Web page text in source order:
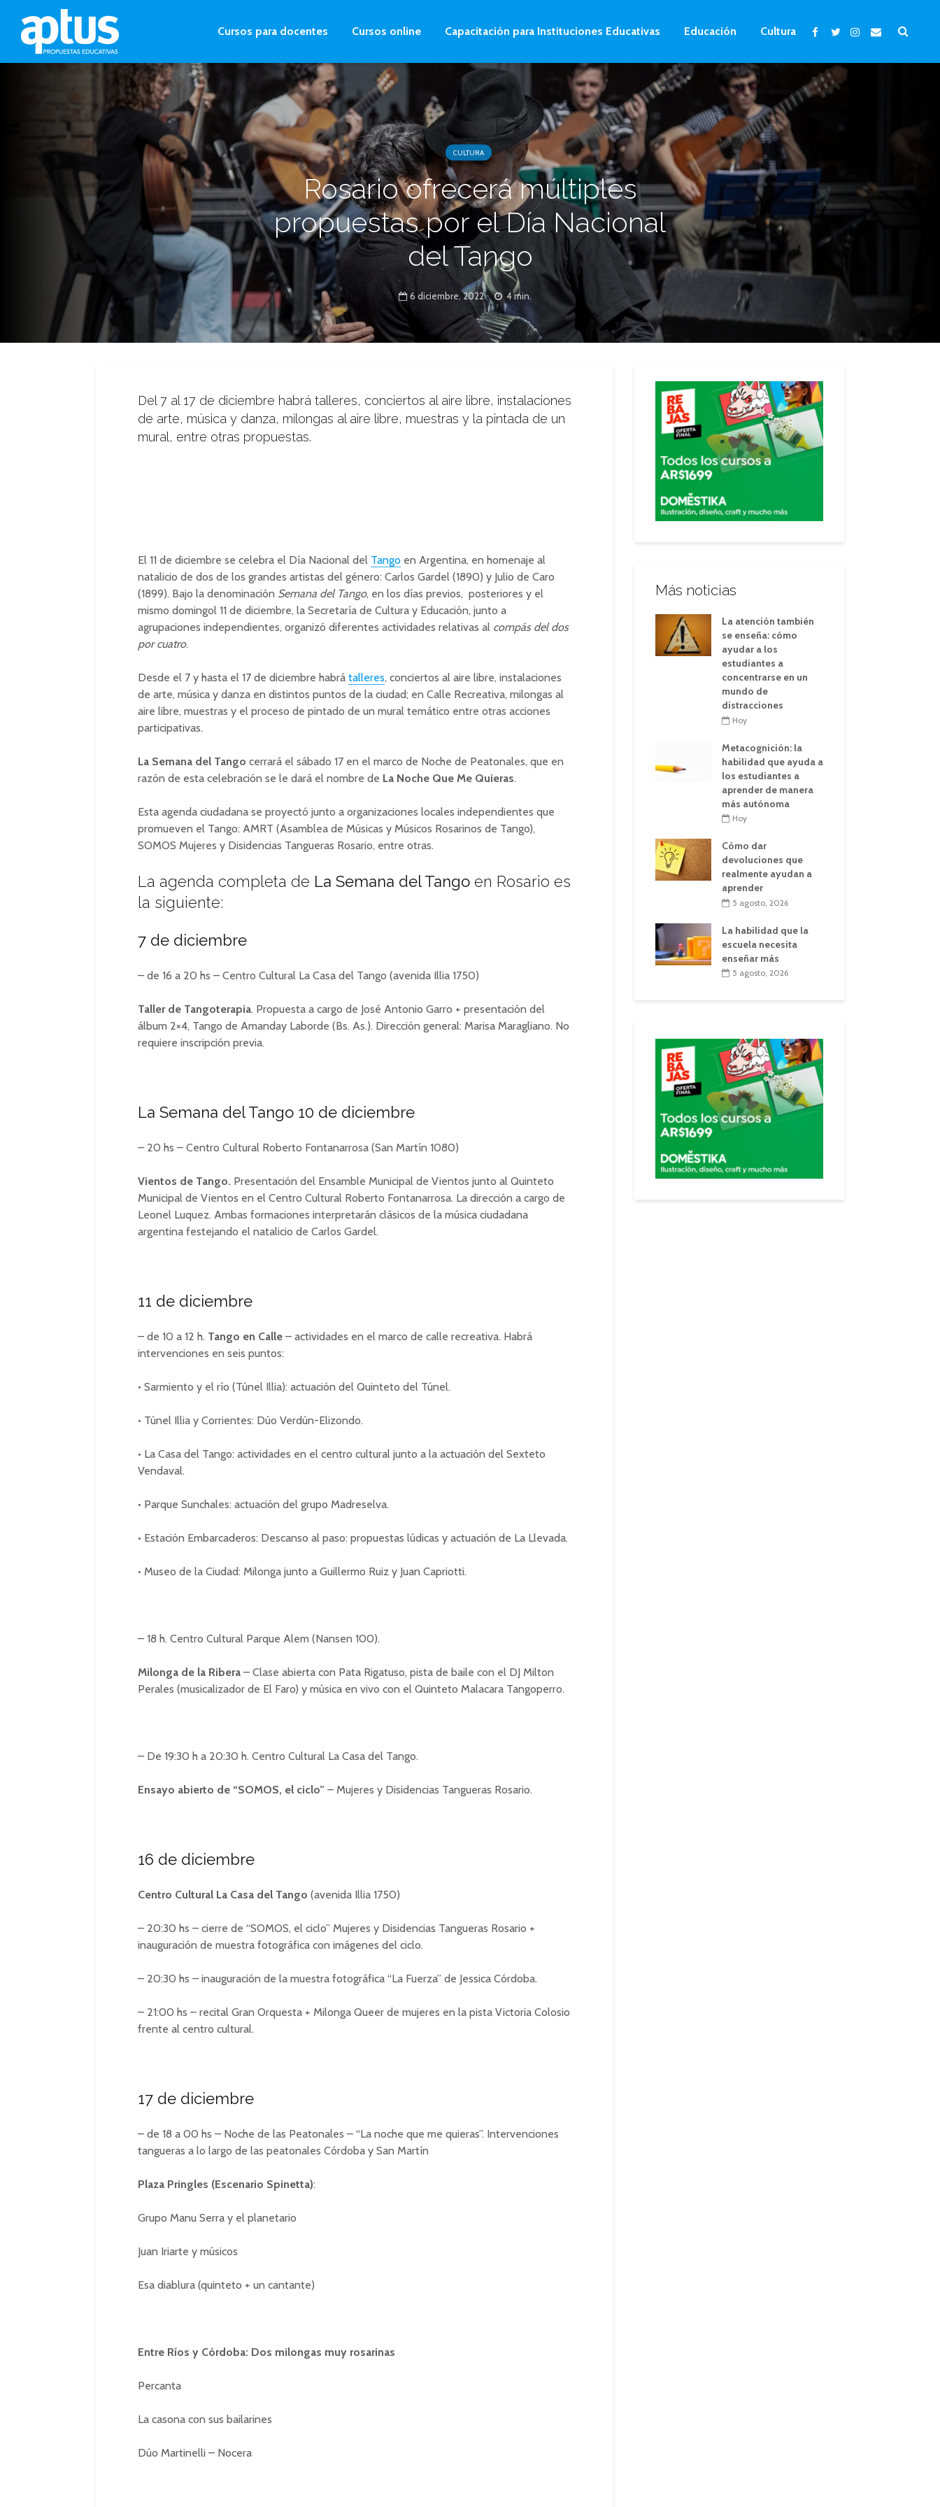
Cursos para docentes Cursos online Capacitación para Instituciones Educativas Educación Cultura
CULTURA
Rosario ofrecerá múltiples
propuestas por el Día Nacional
del Tango
6 diciembre, 2022 4 min.
Del 7 al 17 de diciembre habrá talleres, conciertos al aire libre, instalaciones
de arte, música y danza, milongas al aire libre, muestras y la pintada de un
mural, entre otras propuestas.
El 11 de diciembre se celebra el Día Nacional del Tango en Argentina, en homenaje al
natalicio de dos de los grandes artistas del género: Carlos Gardel (1890) y Julio de Caro
(1899). Bajo la denominación Semana del Tango, en los días previos, posteriores y el
mismo domingol 11 de diciembre, la Secretaría de Cultura y Educación, junto a
agrupaciones independientes, organizó diferentes actividades relativas al compás del dos
por cuatro.
Desde el 7 y hasta el 17 de diciembre habrá talleres, conciertos al aire libre, instalaciones
de arte, música y danza en distintos puntos de la ciudad; en Calle Recreativa, milongas al
aire libre, muestras y el proceso de pintado de un mural temático entre otras acciones
participativas.
La Semana del Tango cerrará el sábado 17 en el marco de Noche de Peatonales, que en
razón de esta celebración se le dará el nombre de La Noche Que Me Quieras.
Esta agenda ciudadana se proyectó junto a organizaciones locales independientes que
promueven el Tango: AMRT (Asamblea de Músicas y Músicos Rosarinos de Tango),
SOMOS Mujeres y Disidencias Tangueras Rosario, entre otras.
La agenda completa de La Semana del Tango en Rosario es
la siguiente:
7 de diciembre
– de 16 a 20 hs – Centro Cultural La Casa del Tango (avenida Illia 1750)
Taller de Tangoterapia. Propuesta a cargo de José Antonio Garro + presentación del
álbum 2×4, Tango de Amanday Laborde (Bs. As.).​​​​​ Dirección general: Marisa Maragliano. No
requiere inscripción previa.
La Semana del Tango 10 de diciembre
– 20 hs – Centro Cultural Roberto Fontanarrosa (San Martín 1080)
Vientos de Tango. Presentación del Ensamble Municipal de Vientos junto al Quinteto
Municipal de Vientos en el Centro Cultural Roberto Fontanarrosa. La dirección a cargo de
Leonel Luquez. Ambas formaciones interpretarán clásicos de la música ciudadana
argentina festejando el natalicio de Carlos Gardel.
11 de diciembre
– de 10 a 12 h. Tango en Calle – actividades en el marco de calle recreativa. Habrá
intervenciones en seis puntos:
• Sarmiento y el río (Túnel Illia): actuación del Quinteto del Túnel.
• Túnel Illia y Corrientes: Dúo Verdún-Elizondo.
• La Casa del Tango: actividades en el centro cultural junto a la actuación del Sexteto
Vendaval.
• Parque Sunchales: actuación del grupo Madreselva.
• Estación Embarcaderos: Descanso al paso: propuestas lúdicas y actuación de La Llevada.
• Museo de la Ciudad: Milonga junto a Guillermo Ruiz y Juan Capriotti.
– 18 h. Centro Cultural Parque Alem (Nansen 100).
Milonga de la Ribera – Clase abierta con Pata Rigatuso, pista de baile con el DJ Milton
Perales (musicalizador de El Faro) y música en vivo con el Quinteto Malacara Tangoperro.
– De 19:30 h a 20:30 h. Centro Cultural La Casa del Tango.
Ensayo abierto de “SOMOS, el ciclo” – Mujeres y Disidencias Tangueras Rosario.
16 de diciembre
Centro Cultural La Casa del Tango (avenida Illia 1750)
– 20:30 hs – cierre de “SOMOS, el ciclo” Mujeres y Disidencias Tangueras Rosario +
inauguración de muestra fotográfica con imágenes del ciclo.
– 20:30 hs – inauguración de la muestra fotográfica “La Fuerza” de Jessica Córdoba.
– 21:00 hs – recital Gran Orquesta + Milonga Queer de mujeres en la pista Victoria Colosio
frente al centro cultural.
17 de diciembre
– de 18 a 00 hs – Noche de las Peatonales – “La noche que me quieras”. Intervenciones
tangueras a lo largo de las peatonales Córdoba y San Martín
Plaza Pringles (Escenario Spinetta):
Grupo Manu Serra y el planetario
Juan Iriarte y músicos
Esa diablura (quinteto + un cantante)
Entre Ríos y Córdoba: Dos milongas muy rosarinas
Percanta
La casona con sus bailarines
Dúo Martinelli – Nocera
Más noticias
La atención también
se enseña: cómo
ayudar a los
estudiantes a
concentrarse en un
mundo de
distracciones
Hoy
Metacognición: la
habilidad que ayuda a
los estudiantes a
aprender de manera
más autónoma
Hoy
Cómo dar
devoluciones que
realmente ayudan a
aprender
5 agosto, 2026
La habilidad que la
escuela necesita
enseñar más
5 agosto, 2026